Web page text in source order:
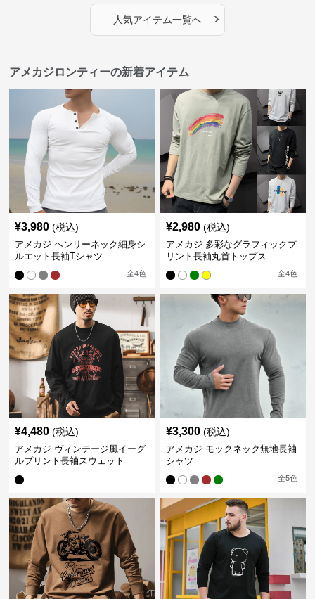
人気アイテム一覧へ ›
アメカジロンティーの新着アイテム
¥3,980 (税込)
アメカジ ヘンリーネック細身シ
ルエット長袖Tシャツ
全4色
¥2,980 (税込)
アメカジ 多彩なグラフィックプ
リント長袖丸首トップス
全4色
¥4,480 (税込)
アメカジ ヴィンテージ風イーグ
ルプリント長袖スウェット
¥3,300 (税込)
アメカジ モックネック無地長袖
シャツ
全5色